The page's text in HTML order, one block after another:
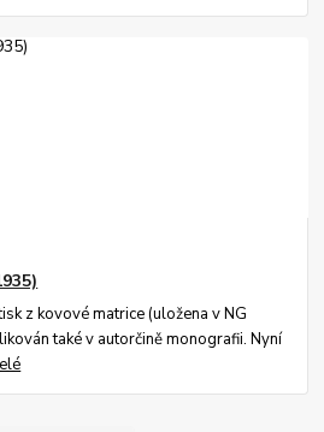
z kovové matrice (uložena v NG
také v autorčině monografii. Nyní